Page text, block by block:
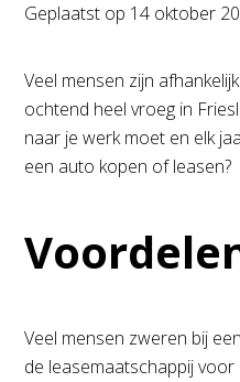
Geplaatst op 14 oktober
Veel mensen zijn
ochtend heel vroeg in
naar je werk moet en elk
een auto kopen of leasen?
Veel mensen zweren bij
de leasemaatschappij